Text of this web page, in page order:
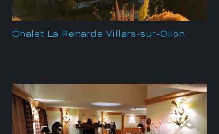
Chalet La Renarde Villars-sur-Ollon